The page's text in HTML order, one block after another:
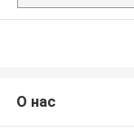
О нас